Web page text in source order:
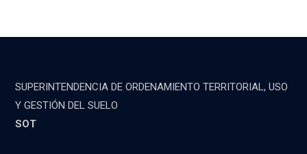
SUPERINTENDENCIA DE ORDENAMIENTO TERRITORIAL, USO
Y GESTIÓN DEL SUELO
SOT